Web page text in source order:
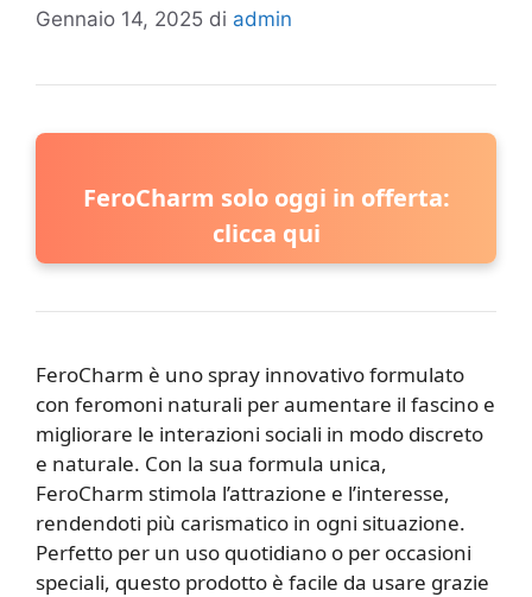
Gennaio 14, 2025 di admin
FeroCharm solo oggi in offerta:
clicca qui
FeroCharm è uno spray innovativo formulato
con feromoni naturali per aumentare il fascino e
migliorare le interazioni sociali in modo discreto
e naturale. Con la sua formula unica,
FeroCharm stimola l’attrazione e l’interesse,
rendendoti più carismatico in ogni situazione.
Perfetto per un uso quotidiano o per occasioni
speciali, questo prodotto è facile da usare grazie